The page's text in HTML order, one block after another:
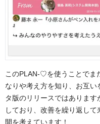
このPLAN-♡を使うことでま
なりや考え方を知り、お互
タ版のリリースではありま
しており、改善を繰り返し
開を考えています！